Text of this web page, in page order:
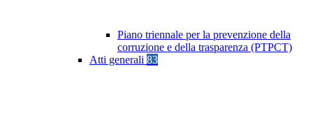
Piano triennale per la prevenzione della
corruzione e della trasparenza (PTPCT)
Atti generali 83